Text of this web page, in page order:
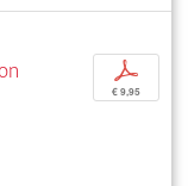
p
€ 9,95